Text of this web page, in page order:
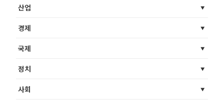
산업
경제
국제
정치
사회